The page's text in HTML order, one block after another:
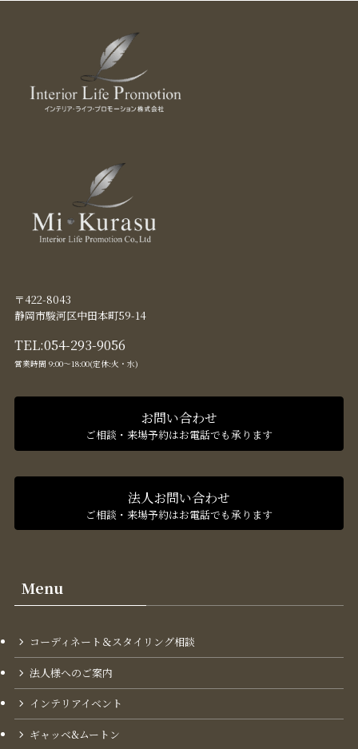
〒422-8043
静岡市駿河区中田本町59-14
TEL:054-293-9056
営業時間 9:00〜18:00(定休:火・水)
お問い合わせ
ご相談・来場予約はお電話でも承ります
法人お問い合わせ
ご相談・来場予約はお電話でも承ります
Menu
コーディネート＆スタイリング​相談
法人様へのご案内
インテリアイベント
ギャッベ&ムートン